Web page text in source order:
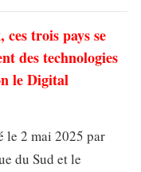
ces trois pays se
des technologies
le Digital
le 2 mai 2025 par
du Sud et le